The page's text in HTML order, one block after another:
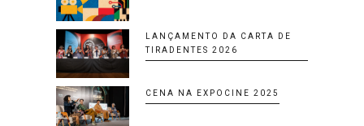
LANÇAMENTO DA CARTA DE
TIRADENTES 2026
CENA NA EXPOCINE 2025